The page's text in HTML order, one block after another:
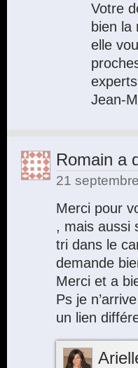
Votre
bien la
elle
Jean-
Romain a
21
Merci pour
, mais aussi
tri dans le
demande
Merci et a
Ps je
un lien